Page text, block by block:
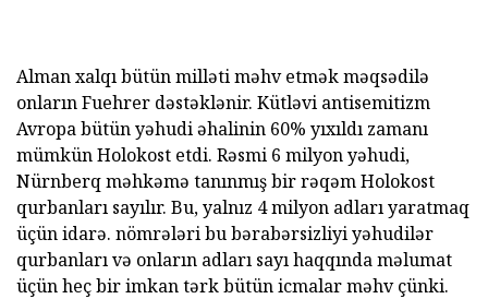
Alman xalqı bütün milləti məhv etmək məqsədilə
onların Fuehrer dəstəklənir. Kütləvi antisemitizm
Avropa bütün yəhudi əhalinin 60% yıxıldı zamanı
mümkün Holokost etdi. Rəsmi 6 milyon yəhudi,
Nürnberq məhkəmə tanınmış bir rəqəm Holokost
qurbanları sayılır. Bu, yalnız 4 milyon adları yaratmaq
üçün idarə. nömrələri bu bərabərsizliyi yəhudilər
qurbanları və onların adları sayı haqqında məlumat
üçün heç bir imkan tərk bütün icmalar məhv çünki.